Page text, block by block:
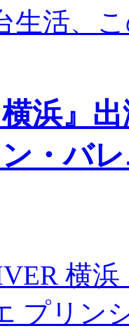
生活、
横浜』
・バ
横
プリ